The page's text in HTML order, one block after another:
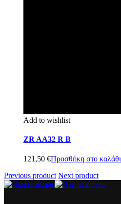
Add to wishlist
ZR AA32 R B
121,50 €Προσθήκη στο καλάθι
Previous product Next product